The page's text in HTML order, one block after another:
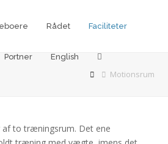
Rådet Faciliteter
Portner English
Motionsrum
to træningsrum. Det ene